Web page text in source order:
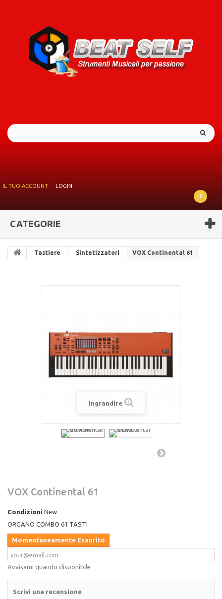
IL TUO ACCOUNT
LOGIN
0
CATEGORIE
Tastiere Sintetizzatori VOX Continental 61
Ingrandire
VOX Continental 61
Condizioni New
ORGANO COMBO 61 TASTI
Momentaneamente Esaurito
Avvisami quando disponibile
Scrivi una recensione